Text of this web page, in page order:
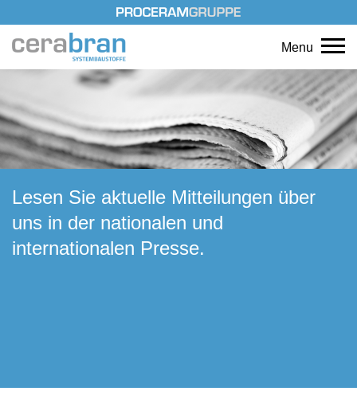
Menu
Lesen Sie aktuelle Mitteilungen über
uns in der nationalen und
internationalen Presse.